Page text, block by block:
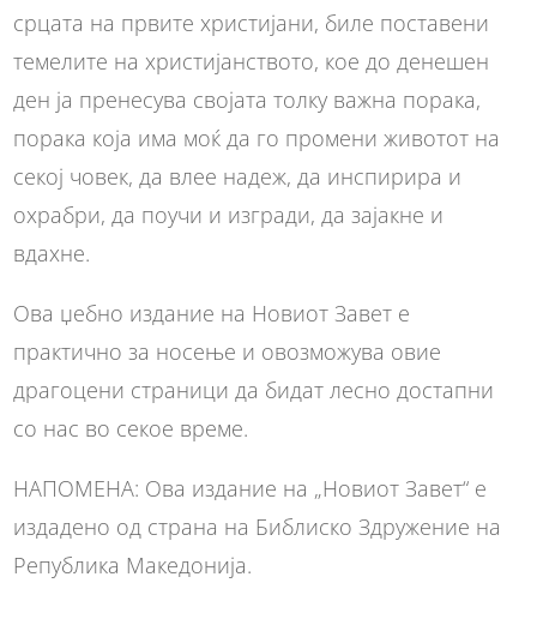
срцата на првите христијани, биле поставени
темелите на христијанството, кое до денешен
ден ја пренесува својата толку важна порака,
порака која има моќ да го промени животот на
секој човек, да влее надеж, да инспирира и
охрабри, да поучи и изгради, да зајакне и
вдахне.
Ова џебно издание на Новиот Завет е
практично за носење и овозможува овие
драгоцени страници да бидат лесно достапни
со нас во секое време.
НАПОМЕНА: Ова издание на „Новиот Завет“ е
издадено од страна на Библиско Здружение на
Република Македонија.